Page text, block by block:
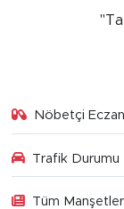
Nöbetçi
Trafik Durumu
Tüm Manşetler